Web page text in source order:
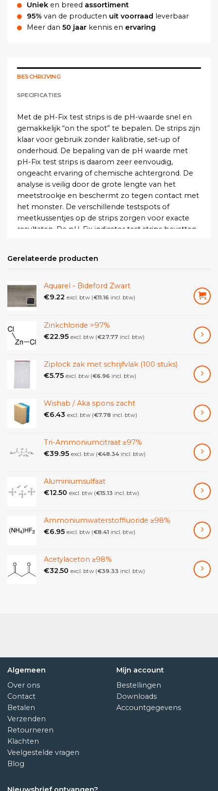
Uniek en breed assortiment
95% van de producten uit voorraad
leverbaar
Meer dan 50 jaar kennis en ervaring
BESCHRIJVING
SPECIFICATIES
Met de pH-Fix test strips is de pH-waarde snel en
gemakkelijk “on the spot” te bepalen. De strips zijn
klaar voor gebruik zonder kalibratie, set-up of
onderhoud. De bepaling van de pH waarde met
pH-Fix test strips is daarom zeer eenvoudig,
ongeacht ervaring of chemische achtergrond. De
analyse is veilig door de grote lengte van het
meetstrookje en beschermt zo tegen contact met
het monster. De verschillende testspots of
meetkussentjes op de strips zorgen voor exacte
resultaten. De pH-Fix indicator test strips bevatten
is keuze uit verschillende meetsetjes, waarmee het
ideale strip te vinden voor elke toepassing. De
heldere kleurvergelijkschaal is uitgelijnd met de
meetspots van de teststrip, wat resulteert in snelle,
zitten verpakt in handige doosjes met 100 strips of
in kokertjes met 100 strips.
Gerelateerde producten
Aquarel - Bideford Zwart
€9.22 excl. btw (€11.16 incl. btw)
Zinkchloride >97%
€22.95 excl. btw (€27.77 incl. btw)
Ziplock zak met schrijfvlak (100 stuks)
€5.75 excl. btw (€6.96 incl. btw)
Wishab / Aka spons zacht
€6.43 excl. btw (€7.78 incl. btw)
Tri-Ammoniumcitraat ≥97%
€39.95 excl. btw (€48.34 incl. btw)
Aluminiumsulfaat
€12.50 excl. btw (€15.13 incl. btw)
Ammoniumwaterstoffluoride ≥98%
€6.95 excl. btw (€8.41 incl. btw)
Acetylaceton ≥98%
€32.50 excl. btw (€39.33 incl. btw)
Algemeen
Over ons
Contact
Betalen
Verzenden
Retourneren
Klachten
Veelgestelde vragen
Blog
Mijn account
Bestellingen
Downloads
Accountgegevens